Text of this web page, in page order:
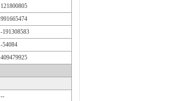
121800805
991665474
-191308583
-54084
409479925
--